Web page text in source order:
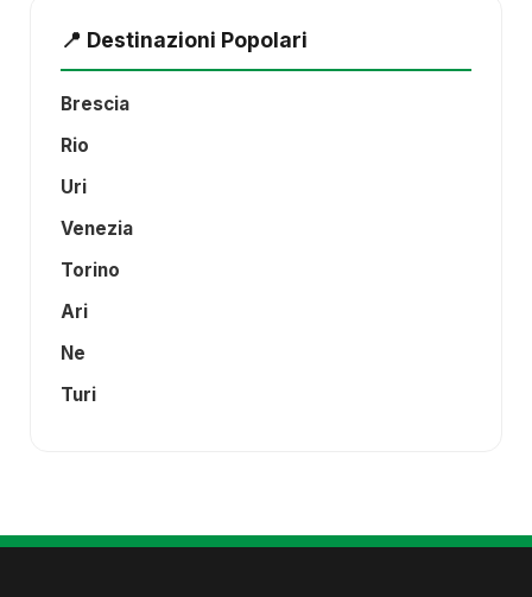
📍 Destinazioni Popolari
Brescia
Rio
Uri
Venezia
Torino
Ari
Ne
Turi